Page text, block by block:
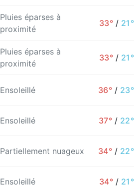
Pluies éparses à
proximité
33° / 21°
Pluies éparses à
proximité
33° / 21°
Ensoleillé 36° / 23°
Ensoleillé 37° / 22°
Partiellement nuageux 34° / 22°
Ensoleillé 34° / 21°